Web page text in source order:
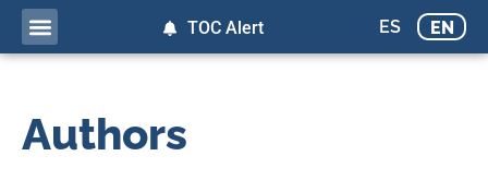
ES EN
TOC Alert
Authors